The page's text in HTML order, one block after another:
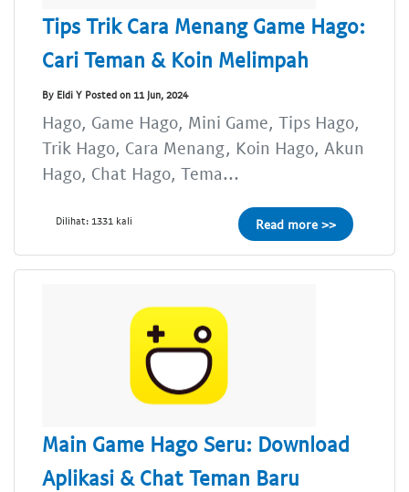
Tips Trik Cara Menang Game Hago:
Cari Teman & Koin Melimpah
By Eldi Y Posted on 11 Jun, 2024
Hago, Game Hago, Mini Game, Tips Hago,
Trik Hago, Cara Menang, Koin Hago, Akun
Hago, Chat Hago, Tema...
Dilihat: 1331 kali Read more >>
Main Game Hago Seru: Download
Aplikasi & Chat Teman Baru